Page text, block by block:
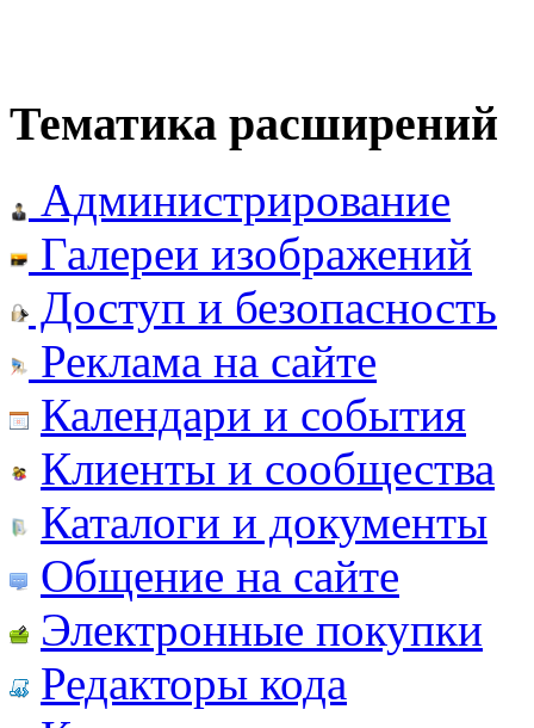
Тематика расширений
Администрирование
Галереи изображений
Доступ и безопасность
Реклама на сайте
Календари и события
Клиенты и сообщества
Каталоги и документы
Общение на сайте
Электронные покупки
Редакторы кода